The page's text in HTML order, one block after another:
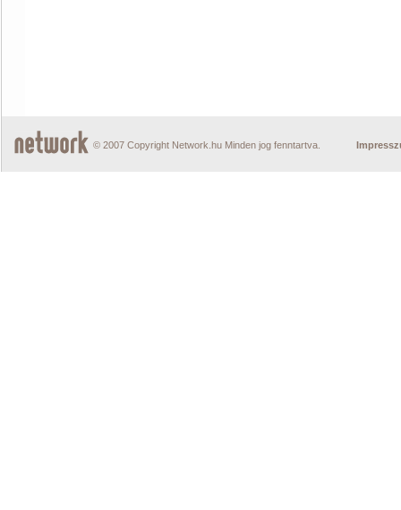
© 2007 Copyright Network.hu Minden jog fenntartva.